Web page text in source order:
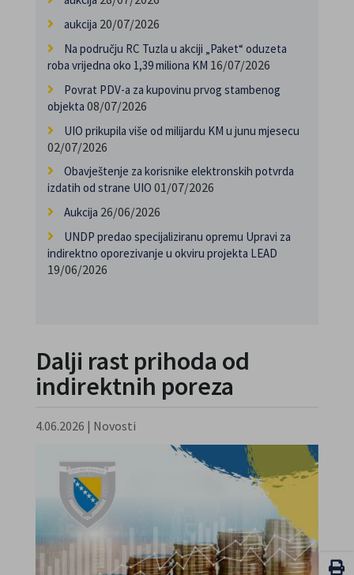
aukcija 20/07/2026
Na području RC Tuzla u akciji „Paket“ oduzeta
roba vrijedna oko 1,39 miliona KM 16/07/2026
Povrat PDV-a za kupovinu prvog stambenog
objekta 08/07/2026
UIO prikupila više od milijardu KM u junu mjesecu
02/07/2026
Obavještenje za korisnike elektronskih potvrda
izdatih od strane UIO 01/07/2026
Aukcija 26/06/2026
UNDP predao specijaliziranu opremu Upravi za
indirektno oporezivanje u okviru projekta LEAD
19/06/2026
Dalji rast prihoda od
indirektnih poreza
4.06.2026 | Novosti